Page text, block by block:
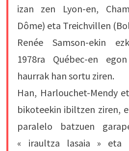
izan zen Lyon-en,
Dôme) eta Treichvillen
Renée Samson-ekin
1978ra Québec-en
haurrak han sortu ziren.
Han, Harlouchet-Mendy
bikoteekin ibiltzen ziren,
paralelo batzuen
« iraultza lasaia » eta